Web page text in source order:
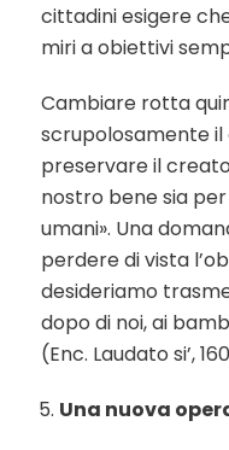
cittadini esigere
miri a obiettivi
Cambiare rotta
scrupolosamente
preservare il
nostro bene sia
umani». Una
perdere di vista
desideriamo
dopo di noi, ai
(Enc. Laudato si’,
Una nuova